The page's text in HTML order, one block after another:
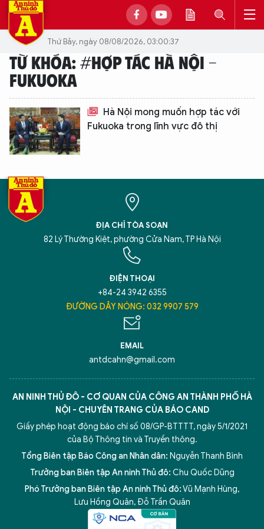
Thứ Bảy, ngày 08/08/2026, 03:00:37
TỪ KHÓA: #HỢP TÁC HÀ NỘI -
FUKUOKA
Hà Nội mong muốn hợp tác với
Fukuoka trong lĩnh vực đô thị
ĐỊA CHỈ TÒA SOẠN
82 Lý Thường Kiệt, phường Cửa Nam, TP Hà Nội
ĐIỆN THOẠI
+84-24 3942 6355
ĐƯỜNG DÂY NÓNG: 032 9907 579
EMAIL
antdcahn@gmail.com
AN NINH THỦ ĐÔ - CƠ QUAN CỦA CÔNG AN THÀNH PHỐ HÀ
NỘI - CHUYÊN TRANG CỦA BÁO CAND
Giấy phép hoạt động báo chí số 08/GP-BTTTT, ngày 5/1/2021
của Bộ Thông tin và Truyền thông.
Tổng Biên tập Báo Công an Nhân dân: Nguyễn Thanh Bình
Trưởng ban Biên tập An ninh Thủ đô: Chu Quốc Dũng
Phó Trưởng ban Biên tập An ninh Thủ đô:Vũ Mạnh Hùng,
Lưu Hồng Quân, Đỗ Trần Quân
XIN CHÀO,
TÔI LÀ CHATBOT CỦA
Hãy hỏi tôi bất kỳ điều gì bạn cần biết về
An Ninh Thủ Đô nhé. Tôi sẵn sàng hỗ trợ!
5 điểm nghẽn của Hà Nội giải pháp xử lý điểm nghẽn của